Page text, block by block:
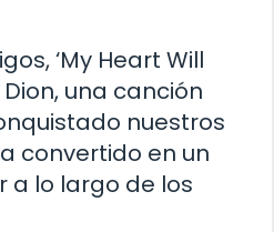
‘My Heart Will
Dion, una canción
nuestros
convertido en un
a lo largo de los